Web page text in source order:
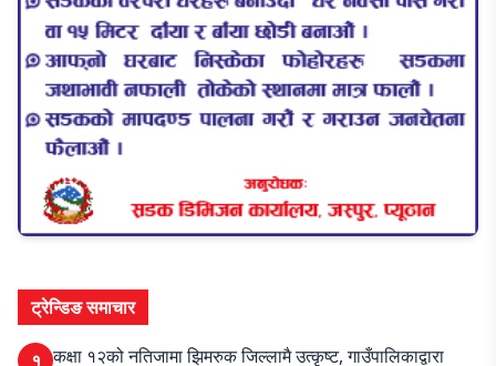
ट्रेन्डिङ समाचार
१ कक्षा १२को नतिजामा झिमरुक जिल्लामै उत्कृष्ट, गाउँपालिकाद्वारा